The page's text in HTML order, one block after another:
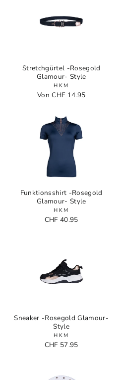
Stretchgürtel -Rosegold
Glamour- Style
HKM
Von CHF 14.95
Funktionsshirt -Rosegold
Glamour- Style
HKM
CHF 40.95
Sneaker -Rosegold Glamour-
Style
HKM
CHF 57.95